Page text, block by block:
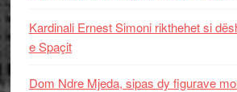
Kardinali Ernest Simoni rikthehet si
e Spaçit
Dom Ndre Mjeda, sipas dy figurave